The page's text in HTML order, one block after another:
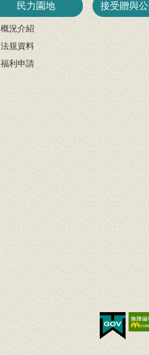
民力園地
概況介紹
法規資料
福利申請
接受贈與